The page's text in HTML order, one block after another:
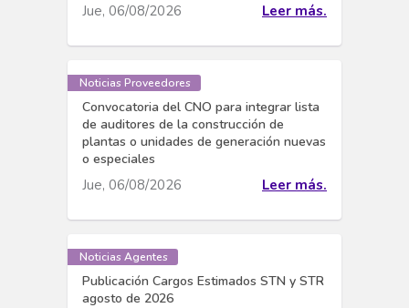
Jue, 06/08/2026 Leer más.
Noticias Proveedores
Convocatoria del CNO para integrar lista
de auditores de la construcción de
plantas o unidades de generación nuevas
o especiales
Jue, 06/08/2026 Leer más.
Noticias Agentes
Publicación Cargos Estimados STN y STR
agosto de 2026